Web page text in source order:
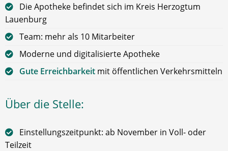
Die Apotheke befindet sich im Kreis Herzogtum
Lauenburg
Team: mehr als 10 Mitarbeiter
Moderne und digitalisierte Apotheke
Gute Erreichbarkeit mit öffentlichen Verkehrsmitteln
Über die Stelle:
Einstellungszeitpunkt: ab November in Voll- oder
Teilzeit